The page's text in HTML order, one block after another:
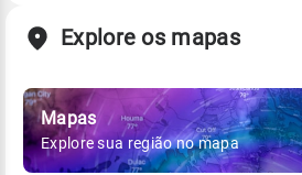
Explore os mapas
Mapas
Explore sua região no mapa